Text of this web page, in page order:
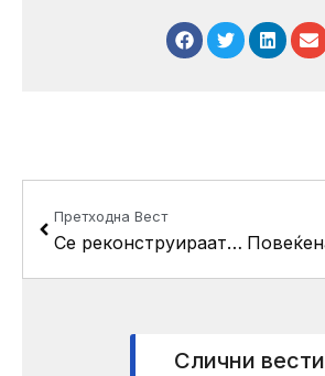
Претходна Вест
Се реконструираат тротоарите на ул.” Франк Манинг”
Слични вести